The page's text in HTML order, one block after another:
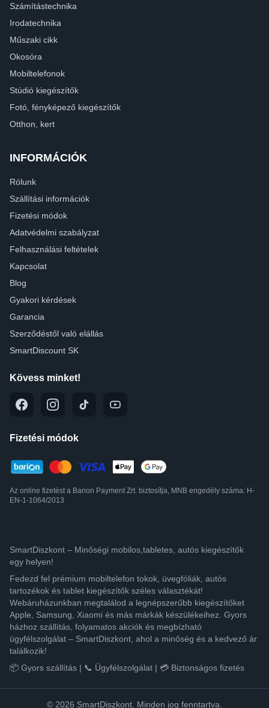
Számítástechnika
Irodatechnika
Műszaki cikk
Okosóra
Mobiltelefonok
Stúdió kiegészítők
Fotó, fényképező kiegészítők
Otthon, kert
INFORMÁCIÓK
Rólunk
Szállítási információk
Fizetési módok
Adatvédelmi szabályzat
Felhasználási feltételek
Kapcsolat
Blog
Gyakori kérdések
Garancia
Szerződéstől való elállás
SmartDiscount SK
Kövess minket!
Fizetési módok
Az online fizetést a Barion Payment Zrt. biztosítja, MNB engedély száma: H-
EN-1-1064/2013
SmartDiszkont – Minőségi mobilos,tabletes, autós kiegészítők
egy helyen!
Fedezd fel prémium mobiltelefon tokok, üvegfóliák, autós
tartozékok és tablet kiegészítők széles választékát!
Webáruházunkban megtalálod a legnépszerűbb kiegészítőket
Apple, Samsung, Xiaomi és más márkák készülékeihez. Gyors
házhoz szállítás, folyamatos akciók és megbízható
ügyfélszolgálat – SmartDiszkont, ahol a minőség és a kedvező ár
találkozik!
📦 Gyors szállítás | 📞 Ügyfélszolgálat | 💳 Biztonságos fizetés
© 2026 SmartDiszkont. Minden jog fenntartva.